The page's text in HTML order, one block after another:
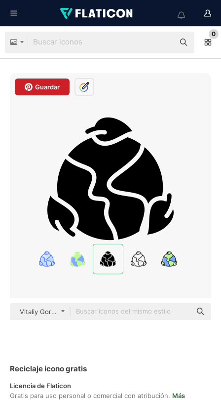
0
Guardar
Vitaliy Gorbachev Fill
Reciclaje icono gratis
Licencia de Flaticon
Gratis para uso personal o comercial con atribución. Más